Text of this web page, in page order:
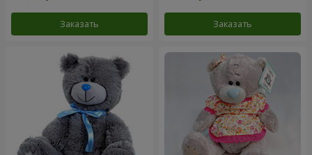
Заказать Заказать